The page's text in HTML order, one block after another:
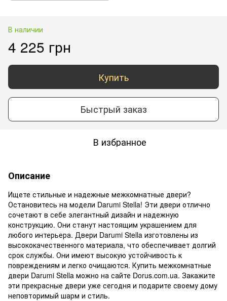
В наличии
4 225 грн
Купить
Быстрый заказ
В избранное
Описание
Ищете стильные и надежные межкомнатные двери?
Остановитесь на модели Darumi Stella! Эти двери отлично
сочетают в себе элегантный дизайн и надежную
конструкцию. Они станут настоящим украшением для
любого интерьера. Двери Darumi Stella изготовлены из
высококачественного материала, что обеспечивает долгий
срок службы. Они имеют высокую устойчивость к
повреждениям и легко очищаются. Купить межкомнатные
двери Darumi Stella можно на сайте Dorus.com.ua. Закажите
эти прекрасные двери уже сегодня и подарите своему дому
неповторимый шарм и стиль.